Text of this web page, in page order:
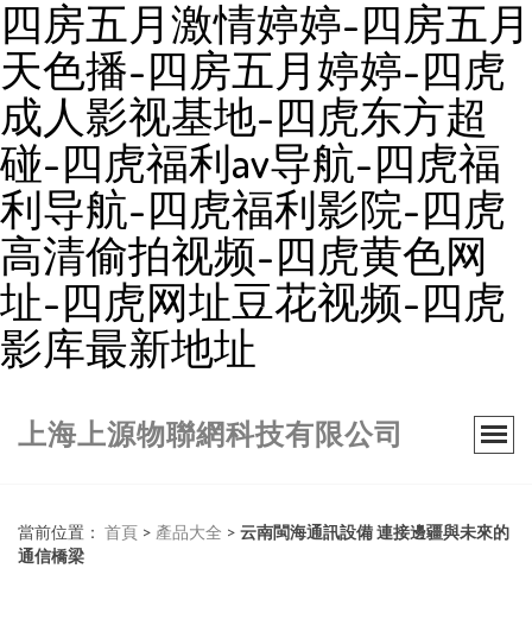
四房五月激情婷婷-四房五月
天色播-四房五月婷婷-四虎
成人影视基地-四虎东方超
碰-四虎福利av导航-四虎福
利导航-四虎福利影院-四虎
高清偷拍视频-四虎黄色网
址-四虎网址豆花视频-四虎
影库最新地址
上海上源物聯網科技有限公司
當前位置： 首頁 > 產品大全 > 云南閩海通訊設備 連接邊疆與未來的
通信橋梁